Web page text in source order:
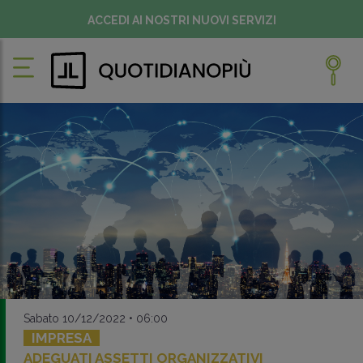
ACCEDI AI NOSTRI NUOVI SERVIZI
Sabato 10/12/2022 • 06:00
IMPRESA
ADEGUATI ASSETTI ORGANIZZATIVI